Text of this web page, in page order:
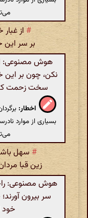
#از
بر سر این
هوش مصنوعی:
نکن، چون بر
سخت زحمت
اخطار:
بسیاری از موارد
# سهل
زین قبا
هوش مصنوعی:
سر بیرون
خود